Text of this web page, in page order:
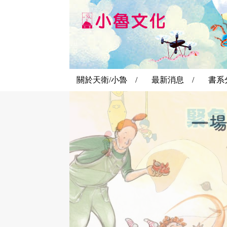
關於天衛/小魯 / 最新消息 / 書